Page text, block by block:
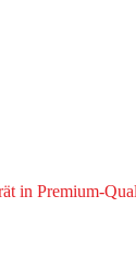
in Premium-